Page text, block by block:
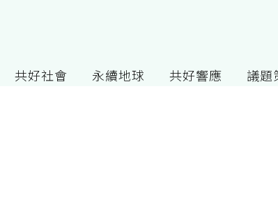
共好社會 永續地球 共好響應 議題